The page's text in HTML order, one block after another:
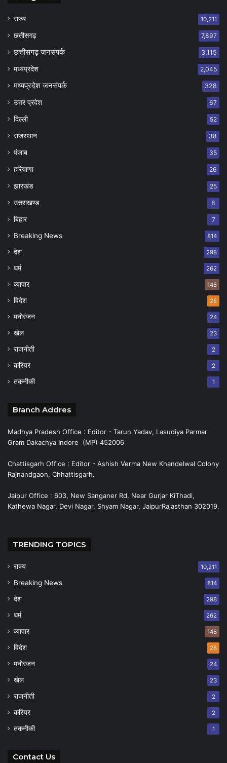
राज्य 10,211
छत्तीसगढ़ 7,897
छत्तीसगढ़ जनसंपर्क 3,115
मध्यप्रदेश 2,045
मध्यप्रदेश जनसंपर्क 328
उत्तर प्रदेश 67
दिल्ली 52
राजस्थान 38
पंजाब 35
हरियाणा 26
झारखंड 25
उत्तराखण्ड 8
बिहार 7
Breaking News 814
देश 298
धर्म 262
व्यापार 148
विदेश 28
मनोरंजन 24
खेल 23
राजनीती 2
करियर 2
तकनीकी 1
Branch Addres
Madhya Pradesh Office : Editor - Tarun Yadav, Lasudiya Parmar
Gram Dakachya Indore (MP) 452006
Chattisgarh Office : Editor - Ashish Verma New Khandelwal Colony
Rajnandgaon, Chhattisgarh.
Jaipur Office : 603, New Sanganer Rd, Near Gurjar KiThadi,
Kathewa Nagar, Devi Nagar, Shyam Nagar, JaipurRajasthan 302019.
TRENDING TOPICS
राज्य 10,211
Breaking News 814
देश 298
धर्म 262
व्यापार 148
विदेश 28
मनोरंजन 24
खेल 23
राजनीती 2
करियर 2
तकनीकी 1
Contact Us